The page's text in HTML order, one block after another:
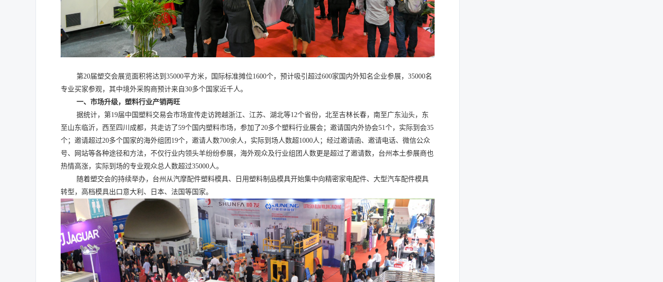
第20届塑交会展览面积将达到 35000平方米，国际标准摊位1600个，预计吸引超过600家国内外知名企业参展， 35000名
专业买家参观，其中境外采购商预计来自 30多个国家近千人。
一、市场升级，塑料行业产销两旺
据统计，第19届中国塑料交易会市场宣传走访跨越浙江、江苏、湖北等12个省份，北至吉林长春，南至广东汕头，东
至山东临沂，西至四川成都，共走访了59个国内塑料市场，参加了20多个塑料行业展会；邀请国内外协会51个，实际到会35
个；邀请超过20多个国家的海外组团 19个，邀请人数700余人，实际到场人数超1000人；经过邀请函、邀请电话、微信公众
号、网站等各种途径和方法，不仅行业内领头羊纷纷参展，海外观众及行业组团人数更是超过了邀请数，台州本土参展商也
热情高涨，实际到场的专业观众总人数超过35000人。
随着塑交会的持续举办，台州从汽摩配件塑料模具、日用塑料制品模具开始集中向精密家电配件、大型汽车配件模具
转型，高档模具出口意大利、日本、法国等国家。